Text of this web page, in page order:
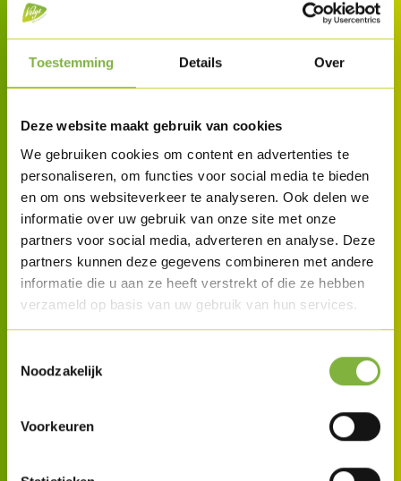
Toestemming Details Over
Deze website maakt gebruik van cookies
We gebruiken cookies om content en advertenties te
personaliseren, om functies voor social media te bieden
en om ons websiteverkeer te analyseren. Ook delen we
informatie over uw gebruik van onze site met onze
partners voor social media, adverteren en analyse. Deze
partners kunnen deze gegevens combineren met andere
informatie die u aan ze heeft verstrekt of die ze hebben
verzameld op basis van uw gebruik van hun services.
Noodzakelijk
Voorkeuren